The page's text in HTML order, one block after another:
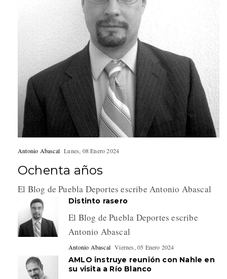
Antonio Abascal Lunes, 08 Enero 2024
Ochenta años
El Blog de Puebla Deportes escribe Antonio Abascal
Distinto rasero
El Blog de Puebla Deportes escribe
Antonio Abascal
Antonio Abascal Viernes, 05 Enero 2024
AMLO instruye reunión con Nahle en
su visita a Río Blanco